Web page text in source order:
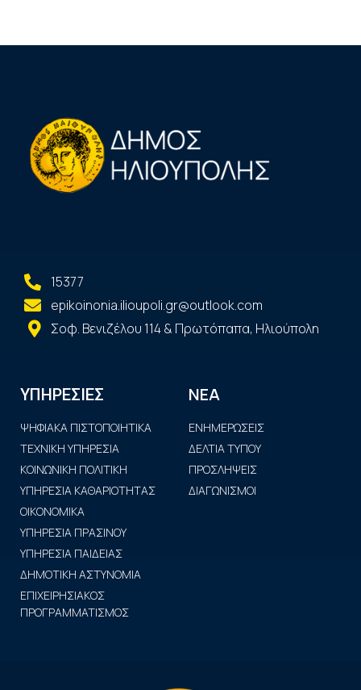
15377
epikoinonia.ilioupoli.gr@outlook.com
Σοφ. Βενιζέλου 114 & Πρωτόπαπα, Ηλιούπολη
ΥΠΗΡΕΣΙΕΣ
ΨΗΦΙΑΚΑ ΠΙΣΤΟΠΟΙΗΤΙΚΑ
ΤΕΧΝΙΚΗ ΥΠΗΡΕΣΙΑ
ΚΟΙΝΩΝΙΚΗ ΠΟΛΙΤΙΚΗ
ΥΠΗΡΕΣΙΑ ΚΑΘΑΡΙΟΤΗΤΑΣ
ΟΙΚΟΝΟΜΙΚΑ
ΥΠΗΡΕΣΙΑ ΠΡΑΣΙΝΟΥ
ΥΠΗΡΕΣΙΑ ΠΑΙΔΕΙΑΣ
ΔΗΜΟΤΙΚΗ ΑΣΤΥΝΟΜΙΑ
ΕΠΙΧΕΙΡΗΣΙΑΚΟΣ
ΠΡΟΓΡΑΜΜΑΤΙΣΜΟΣ
ΝΕΑ
ΕΝΗΜΕΡΩΣΕΙΣ
ΔΕΛΤΙΑ ΤΥΠΟΥ
ΠΡΟΣΛΗΨΕΙΣ
ΔΙΑΓΩΝΙΣΜΟΙ